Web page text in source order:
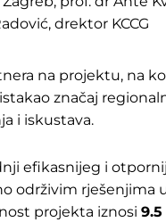
drektor KCCG
na projektu, na
značaj
i iskustava.
efikasnijeg i
održivim rješenjima
projekta iznosi